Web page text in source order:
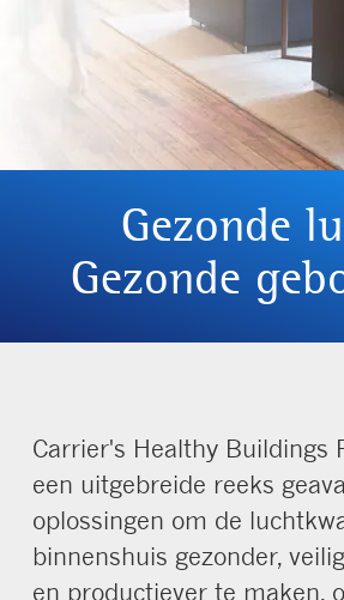
Gezonde
Gezonde
Carrier's Healthy Buildings
een uitgebreide reeks
oplossingen om de
binnenshuis gezonder,
en productiever te maken,